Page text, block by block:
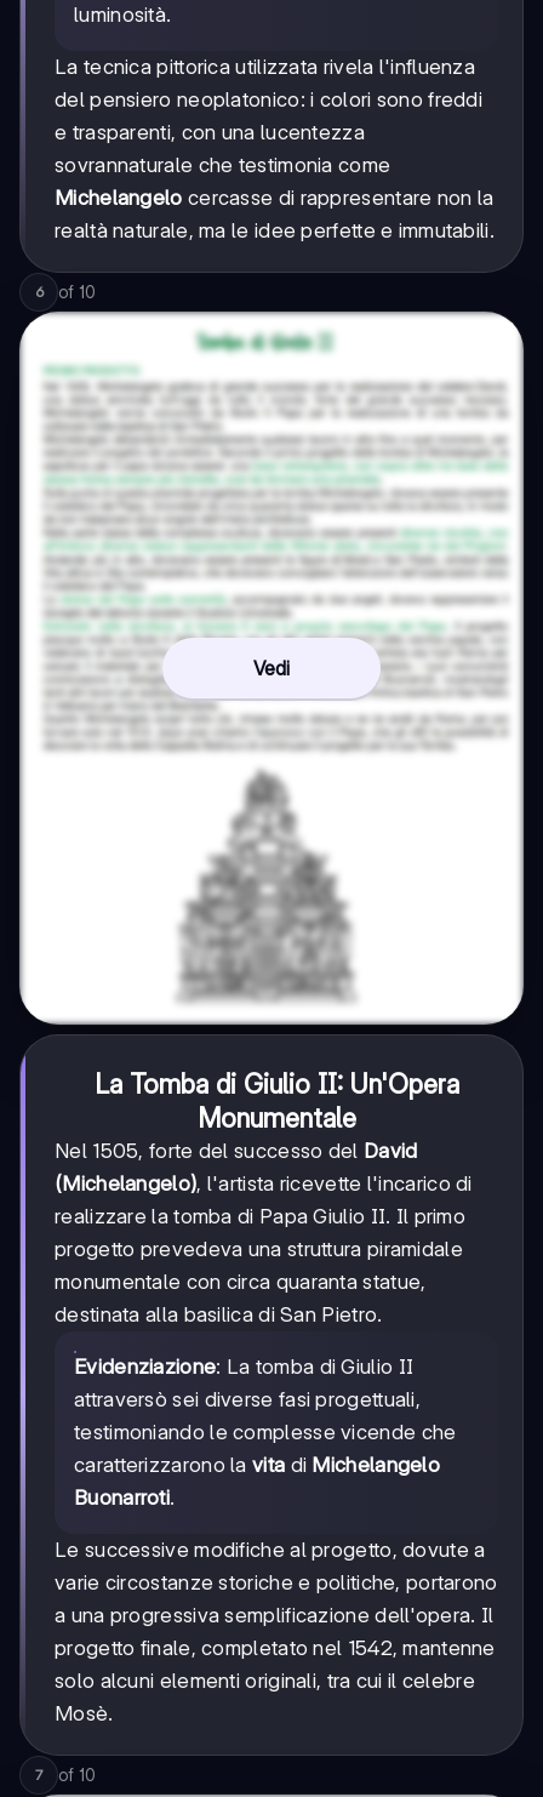
luminosità.
La tecnica pittorica utilizzata rivela l'influenza
del pensiero neoplatonico: i colori sono freddi
e trasparenti, con una lucentezza
sovrannaturale che testimonia come
Michelangelo cercasse di rappresentare non la
realtà naturale, ma le idee perfette e immutabili.
6 of 10
Vedi
La Tomba di Giulio II: Un'Opera
Monumentale
Nel 1505, forte del successo del David
(Michelangelo), l'artista ricevette l'incarico di
realizzare la tomba di Papa Giulio II. Il primo
progetto prevedeva una struttura piramidale
monumentale con circa quaranta statue,
destinata alla basilica di San Pietro.
Evidenziazione: La tomba di Giulio II
attraversò sei diverse fasi progettuali,
testimoniando le complesse vicende che
caratterizzarono lavita di Michelangelo
Buonarroti.
Le successive modifiche al progetto, dovute a
varie circostanze storiche e politiche, portarono
a una progressiva semplificazione dell'opera. Il
progetto finale, completato nel 1542, mantenne
solo alcuni elementi originali, tra cui il celebre
Mosè.
7 of 10